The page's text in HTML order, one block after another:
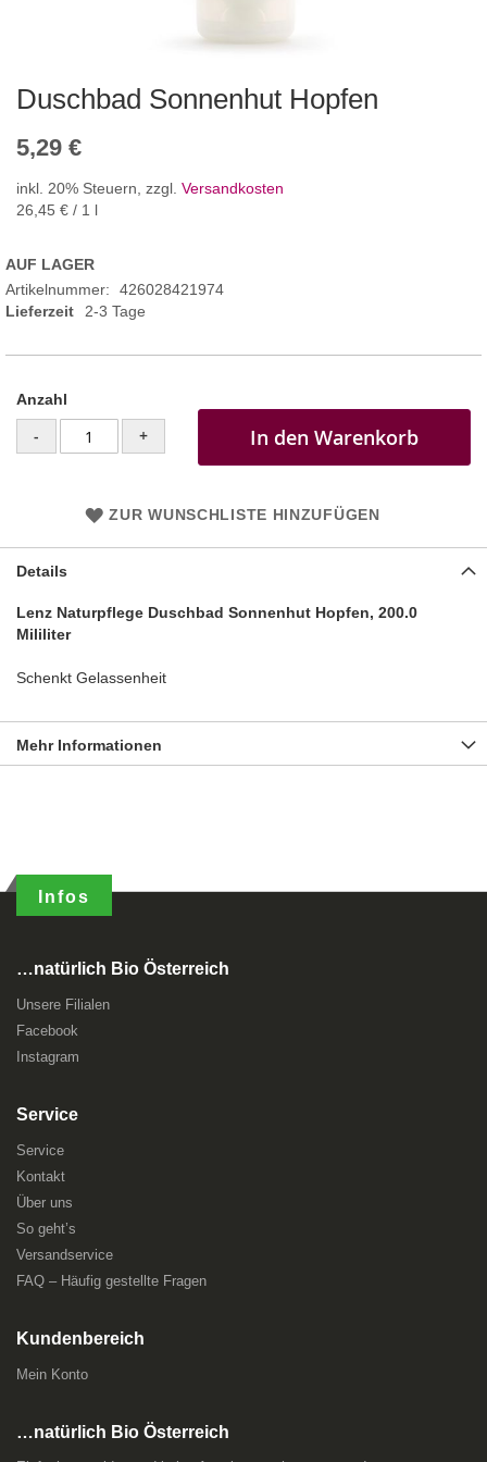
Duschbad Sonnenhut Hopfen
5,29 €
inkl. 20% Steuern, zzgl. Versandkosten
26,45 € / 1 l
AUF LAGER
Artikelnummer
426028421974
Lieferzeit
2-3 Tage
Anzahl
- + In den Warenkorb
ZUR WUNSCHLISTE HINZUFÜGEN
Details
Lenz Naturpflege Duschbad Sonnenhut Hopfen, 200.0
Mililiter
Schenkt Gelassenheit
Mehr Informationen
Infos
…natürlich Bio Österreich
Unsere Filialen
Facebook
Instagram
Service
Service
Kontakt
Über uns
So geht’s
Versandservice
FAQ – Häufig gestellte Fragen
Kundenbereich
Mein Konto
…natürlich Bio Österreich